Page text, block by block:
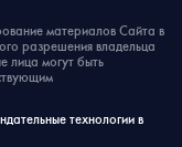
материалов Сайта в
разрешения владельца
лица могут быть
технологии в